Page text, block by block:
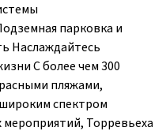
парковка и
Наслаждайтесь
С более чем 300
пляжами,
спектром
мероприятий, Торревьеха